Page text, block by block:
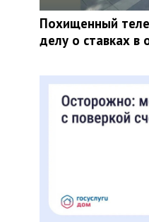
Похищенный
делу о ставках в